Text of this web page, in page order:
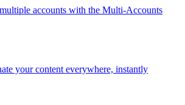
accounts with the Multi-Accounts
your content everywhere, instantly